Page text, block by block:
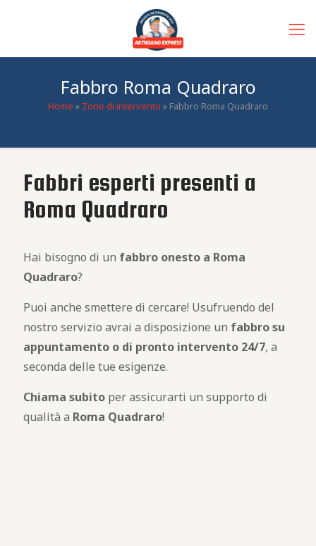
Fabbro Roma Quadraro
Home » Zone di intervento » Fabbro Roma Quadraro
Fabbri esperti presenti a
Roma Quadraro
Hai bisogno di un fabbro onesto a Roma
Quadraro?
Puoi anche smettere di cercare! Usufruendo del
nostro servizio avrai a disposizione un fabbrosu
appuntamento o di pronto intervento 24/7, a
seconda delle tue esigenze.
Chiama subito per assicurarti un supporto di
qualità a Roma Quadraro!